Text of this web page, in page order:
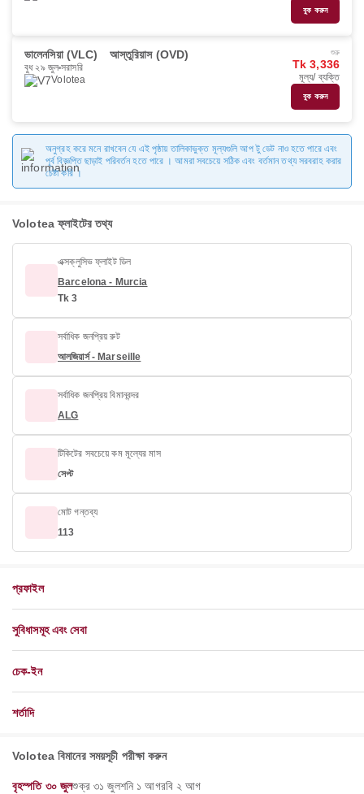
বুক করুন
ভালেনসিয়া (VLC) আস্তুরিয়াস (OVD)
বুধ ২৯ জুল সরাসরি
Volotea
শুরু
Tk 3,336
মূল্য/ ব্যক্তি
বুক করুন
অনুগ্রহ করে মনে রাখবেন যে এই পৃষ্ঠায় তালিকাভুক্ত মূল্যগুলি আপ টু ডেট নাও হতে পারে এবং
পূর্ব বিজ্ঞপ্তি ছাড়াই পরিবর্তন হতে পারে । আমরা সবচেয়ে সঠিক এবং বর্তমান তথ্য সরবরাহ করার
চেষ্টা করি ।
Volotea ফ্লাইটের তথ্য
এক্সক্লুসিভ ফ্লাইট ডিল
Barcelona - Murcia
Tk 3
সর্বাধিক জনপ্রিয় রুট
আলজিয়ার্স - Marseille
সর্বাধিক জনপ্রিয় বিমানবন্দর
ALG
টিকিটের সবচেয়ে কম মূল্যের মাস
সেপ্ট
মোট গন্তব্য
113
প্রফাইল
সুবিধাসমূহ এবং সেবা
চেক-ইন
শর্তাদি
Volotea বিমানের সময়সূচী পরীক্ষা করুন
বৃহস্পতি ৩০ জুলশুক্র ৩১ জুলশনি ১ আগরবি ২ আগ